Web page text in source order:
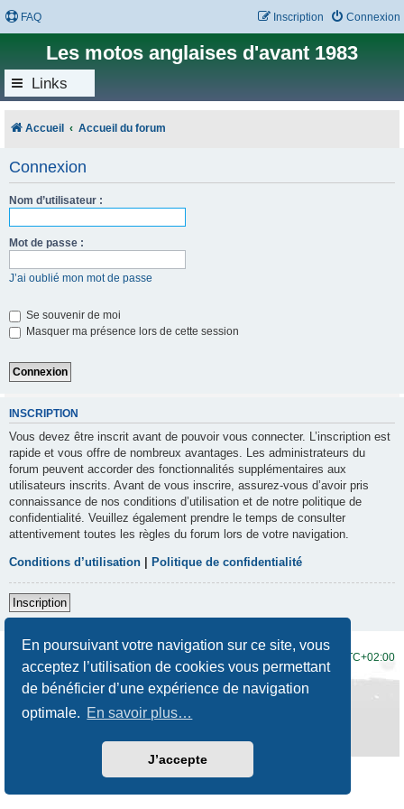
En poursuivant votre navigation sur ce site, vous
acceptez l’utilisation de cookies vous permettant
de bénéficier d’une expérience de navigation
optimale. En savoir plus…
J’accepte
FAQ Connexion
Inscription
Les motos anglaises d'avant 1983
Links
Accueil Accueil du forum
Connexion
Nom d’utilisateur :
Mot de passe :
J’ai oublié mon mot de passe
Se souvenir de moi
Masquer ma présence lors de cette session
INSCRIPTION
Vous devez être inscrit avant de pouvoir vous connecter. L’inscription est
rapide et vous offre de nombreux avantages. Les administrateurs du
forum peuvent accorder des fonctionnalités supplémentaires aux
utilisateurs inscrits. Avant de vous inscrire, assurez-vous d’avoir pris
connaissance de nos conditions d’utilisation et de notre politique de
confidentialité. Veuillez également prendre le temps de consulter
attentivement toutes les règles du forum lors de votre navigation.
Conditions d’utilisation Politique de confidentialité
Inscription
UTC+02:00
Développé par phpBB® Forum Software © phpBB Limited
Traduction française officielle
Prosilver New Edition
Confidentialité|Conditions